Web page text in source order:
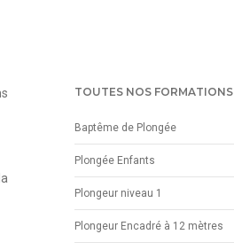
TOUTES NOS FORMATIONS
Baptême de Plongée
Plongée Enfants
Plongeur niveau 1
Plongeur Encadré à 12 mètres